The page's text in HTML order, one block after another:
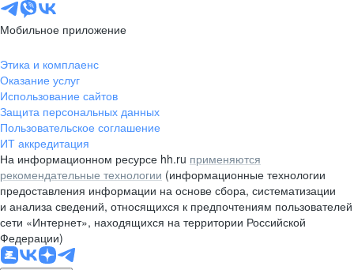
Мобильное приложение
Этика и комплаенс
Оказание услуг
Использование сайтов
Защита персональных данных
Пользовательское соглашение
ИТ аккредитация
На информационном ресурсе hh.ru применяются
рекомендательные технологии (информационные технологии
предоставления информации на основе сбора, систематизации
и анализа сведений, относящихся к предпочтениям пользователей
сети «Интернет», находящихся на территории Российской
Федерации)